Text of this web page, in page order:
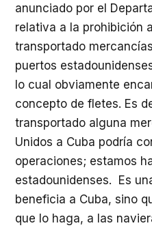
anunciado por el
relativa a la prohibición
transportado
puertos
lo cual obviamente
concepto de fletes. Es
transportado alguna
Unidos a Cuba podría
operaciones; estamos
estadounidenses. Es
beneficia a Cuba, sino
que lo haga, a las